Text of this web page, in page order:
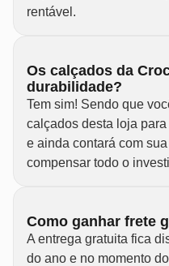
rentável.
Os calçados da
durabilidade?
Tem sim! Sendo que
calçados desta loja
e ainda contará com
compensar todo o
Como ganhar frete
A entrega gratuita fica
do ano e no momento